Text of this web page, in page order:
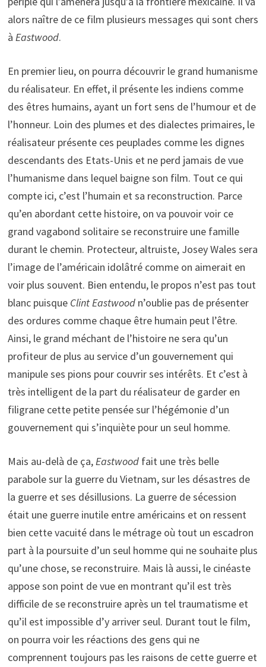
alors naître de ce film plusieurs messages qui sont chers
à Eastwood.
En premier lieu, on pourra découvrir le grand humanisme
du réalisateur. En effet, il présente les indiens comme
des êtres humains, ayant un fort sens de l’humour et de
l’honneur. Loin des plumes et des dialectes primaires, le
réalisateur présente ces peuplades comme les dignes
descendants des Etats-Unis et ne perd jamais de vue
l’humanisme dans lequel baigne son film. Tout ce qui
compte ici, c’est l’humain et sa reconstruction. Parce
qu’en abordant cette histoire, on va pouvoir voir ce
grand vagabond solitaire se reconstruire une famille
durant le chemin. Protecteur, altruiste, Josey Wales sera
l’image de l’américain idolâtré comme on aimerait en
voir plus souvent. Bien entendu, le propos n’est pas tout
blanc puisque Clint Eastwoodn’oublie pas de présenter
des ordures comme chaque être humain peut l’être.
Ainsi, le grand méchant de l’histoire ne sera qu’un
profiteur de plus au service d’un gouvernement qui
manipule ses pions pour couvrir ses intérêts. Et c’est à
très intelligent de la part du réalisateur de garder en
filigrane cette petite pensée sur l’hégémonie d’un
gouvernement qui s’inquiète pour un seul homme.
Mais au-delà de ça,Eastwoodfait une très belle
parabole sur la guerre du Vietnam, sur les désastres de
la guerre et ses désillusions. La guerre de sécession
était une guerre inutile entre américains et on ressent
bien cette vacuité dans le métrage où tout un escadron
part à la poursuite d’un seul homme qui ne souhaite plus
qu’une chose, se reconstruire. Mais là aussi, le cinéaste
appose son point de vue en montrant qu’il est très
difficile de se reconstruire après un tel traumatisme et
qu’il est impossible d’y arriver seul. Durant tout le film,
on pourra voir les réactions des gens qui ne
comprennent toujours pas les raisons de cette guerre et